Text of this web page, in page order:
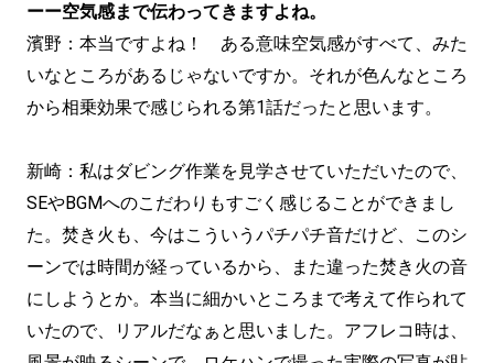
ーー空気感まで伝わってきますよね。
濱野：本当ですよね！ ある意味空気感がすべて、みた
いなところがあるじゃないですか。それが色んなところ
から相乗効果で感じられる第1話だったと思います。
新崎：私はダビング作業を見学させていただいたので、
SEやBGMへのこだわりもすごく感じることができまし
た。焚き火も、今はこういうパチパチ音だけど、このシ
ーンでは時間が経っているから、また違った焚き火の音
にしようとか。本当に細かいところまで考えて作られて
いたので、リアルだなぁと思いました。アフレコ時は、